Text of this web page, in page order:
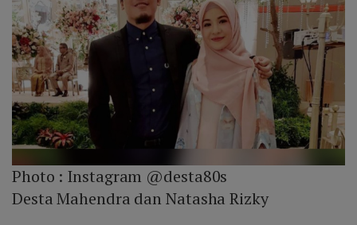
Photo : Instagram @desta80s
Desta Mahendra dan Natasha Rizky